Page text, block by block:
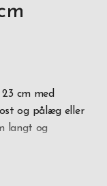
cm med
og pålæg eller
langt og
praktisk og